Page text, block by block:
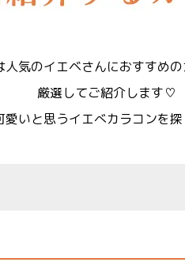
人気のイエベさんにおすすめ
厳選してご紹介します♡
愛いと思うイエべカラコンを